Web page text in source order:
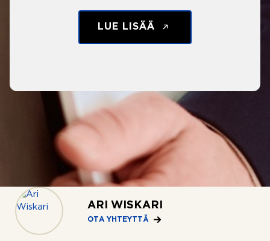
ARI WISKARI
OTA YHTEYTTÄ
LUE LISÄÄ